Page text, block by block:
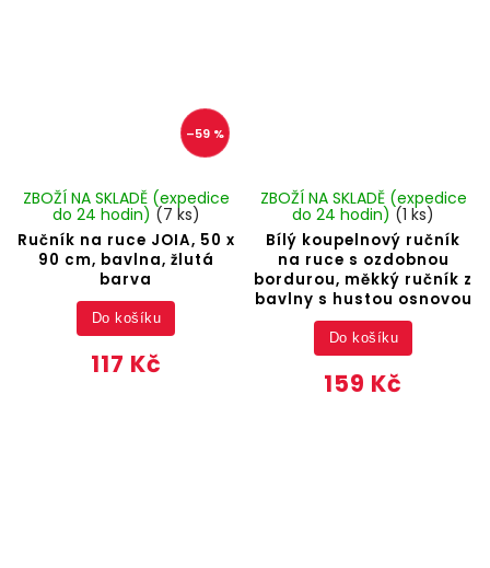
–59 %
Ručník na ruce JOIA, 50 x
90 cm, bavlna, žlutá
barva
ZBOŽÍ NA SKLADĚ (expedice
do 24 hodin) (7 ks)
117 Kč
Do košíku
Bílý koupelnový ručník
na ruce s ozdobnou
bordurou, měkký ručník z
bavlny s hustou osnovou
ZBOŽÍ NA SKLADĚ (expedice
do 24 hodin) (1 ks)
159 Kč
Do košíku